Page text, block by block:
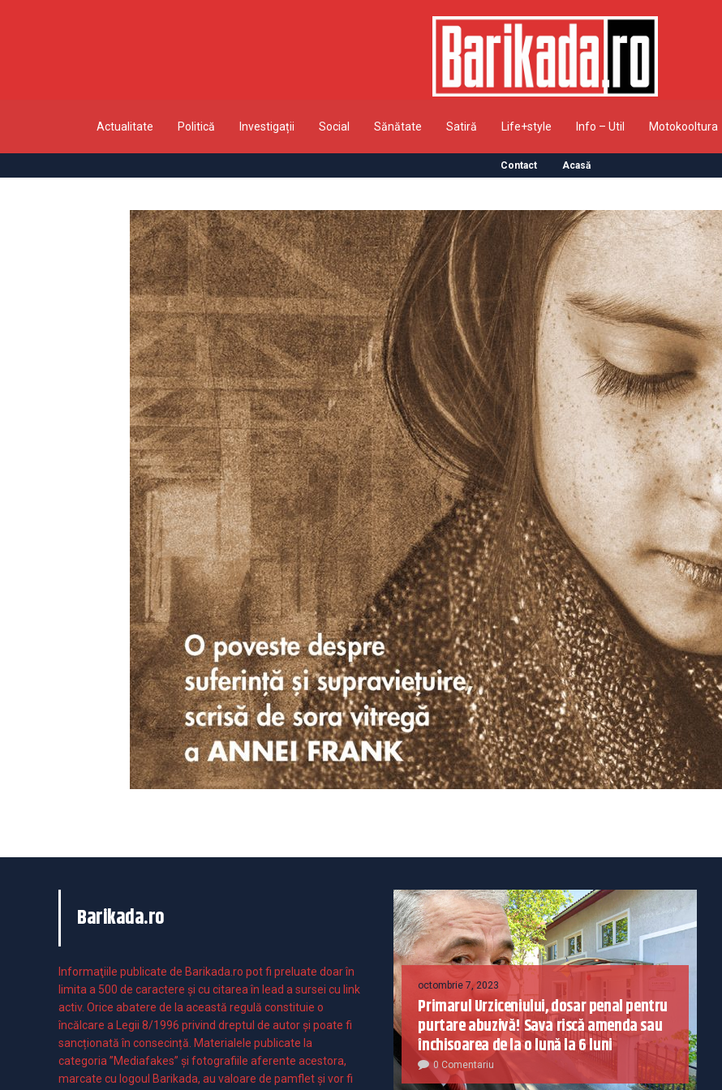
Actualitate Politică Investigații Social Sănătate Satiră Life+style Info – Util Motokooltura
Contact Acasă
Barikada.ro
Informaţiile publicate de Barikada.ro pot fi preluate doar în
limita a 500 de caractere şi cu citarea în lead a sursei cu link
activ. Orice abatere de la această regulă constituie o
încălcare a Legii 8/1996 privind dreptul de autor și poate fi
sancționată în consecință. Materialele publicate la
categoria ”Mediafakes” și fotografiile aferente acestora,
marcate cu logoul Barikada, au valoare de pamflet și vor fi
octombrie 7, 2023
Primarul Urziceniului, dosar penal pentru
purtare abuzivă! Sava riscă amenda sau
închisoarea de la o lună la 6 luni
0 Comentariu